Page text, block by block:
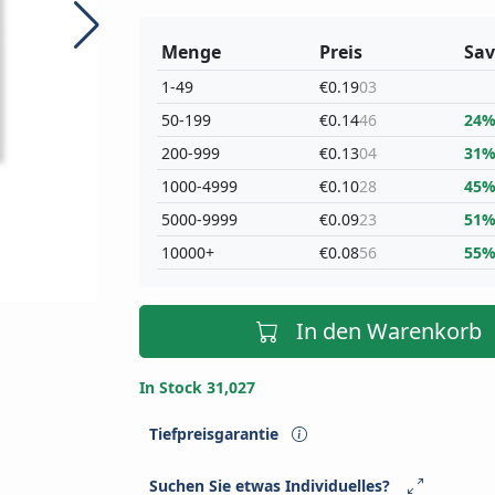
Menge
1-49
50-199
200-999
1000-4999
5000-9999
10000+
Preis
€0.1903
€0.1446
€0.1304
€0.1028
€0.0923
€0.0856
24%
31%
45%
51%
55%
In den Warenkorb
In Stock 31,027
Tiefpreisgarantie
Suchen Sie etwas Individuelles?